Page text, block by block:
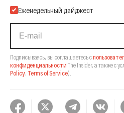
Еженедельный дайджест
Подписываясь, вы соглашаетесь с
конфиденциальности The Insider, а также с
Policy, Terms of Service).